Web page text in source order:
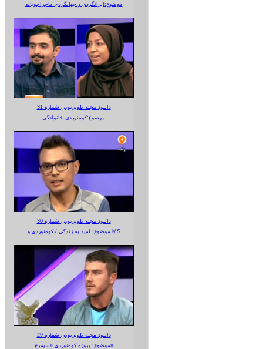
موضوع:ایرانگردی و جهانگردی ماجراجویانه
دانلود مجله تلویزیونی شماره 31
موضوع:کوه‌نوردی خانوادگی
دانلود مجله تلویزیونی شماره 30
موضوع: امید به زندگی / کوه‌نوردی و MS
دانلود مجله تلویزیونی شماره 29
موضوع: پروژه کوه‌نوردی «سیمرغ»